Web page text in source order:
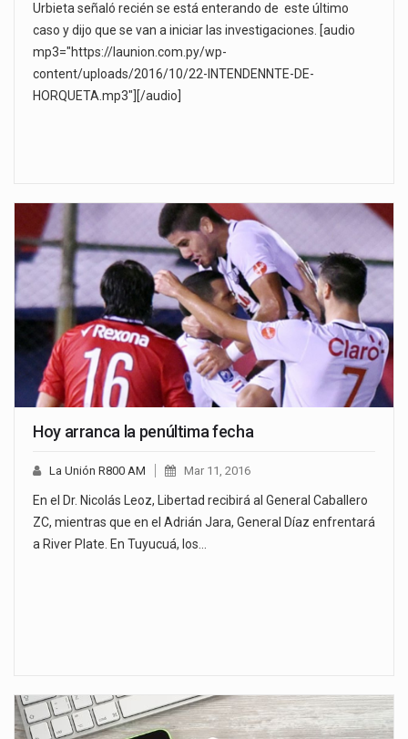
Urbieta señaló recién se está enterando de este último
caso y dijo que se van a iniciar las investigaciones. [audio
mp3="https://launion.com.py/wp-
content/uploads/2016/10/22-INTENDENNTE-DE-
HORQUETA.mp3"][/audio]
Hoy arranca la penúltima fecha
La Unión R800 AM Mar 11, 2016
En el Dr. Nicolás Leoz, Libertad recibirá al General Caballero
ZC, mientras que en el Adrián Jara, General Díaz enfrentará
a River Plate. En Tuyucuá, los…